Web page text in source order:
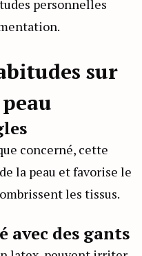
personnelles
sur
concerné, cette
la peau et favorise le
les tissus.
avec des gants